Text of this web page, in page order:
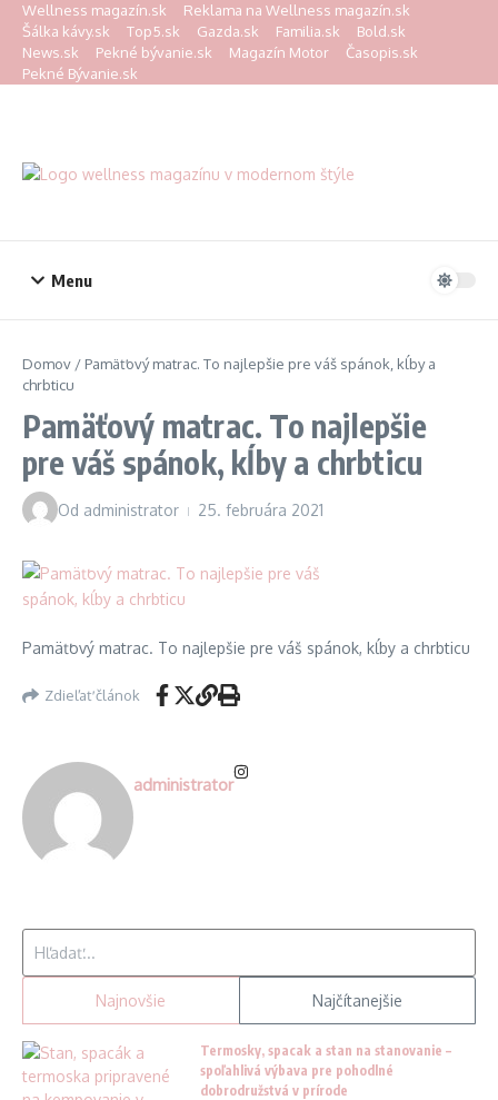
Preskočiť na obsah
Wellness magazín.sk
Reklama na Wellness magazín.sk
Šálka kávy.sk
Top5.sk Gazda.sk Familia.sk
Bold.sk
News.sk
Pekné bývanie.sk Magazín Motor
Časopis.sk
Pekné Bývanie.sk
Menu
Domov / Pamäťový matrac. To najlepšie pre váš spánok, kĺby a
chrbticu
Pamäťový matrac. To najlepšie
pre váš spánok, kĺby a chrbticu
Od administrator 25. februára 2021
Pamäťový matrac. To najlepšie pre váš spánok, kĺby a chrbticu
Zdieľať článok
administrator
Najnovšie Najčítanejšie
Termosky, spacak a stan na stanovanie –
spoľahlivá výbava pre pohodlné
dobrodružstvá v prírode